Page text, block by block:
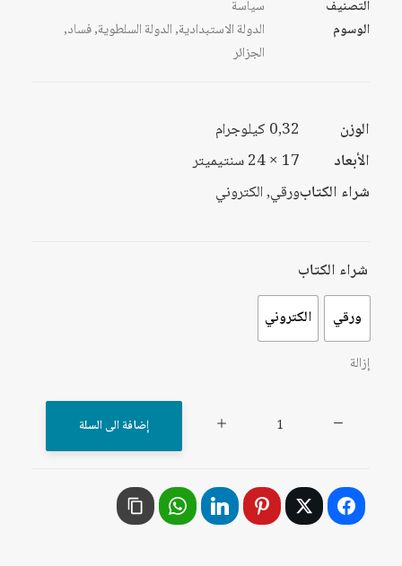
التصنيف
سياسة
الوسوم
الدولة الاستبدادية,الدولة السلطوية,فساد,
الجزائر
الوزن
0,32 كيلوجرام
الأبعاد
17 × 24 سنتيميتر
شراء الكتابورقي, الكتروني
شراء الكتاب
ورقي الكتروني
إزالة
والدولة
السلطوية..
إضافة الى السلة